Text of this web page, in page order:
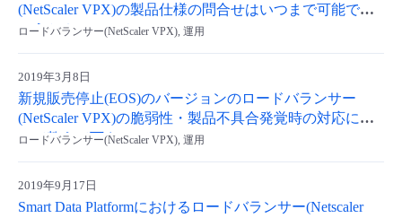
- Flexible InterConnect
- Flexible Remote Access
- vUTM2
(NetScaler VPX)の製品仕様の問合せはいつまで可能でし
ょうか？
ロードバランサー(NetScaler VPX), 運用
2019年3月8日
新規販売停止(EOS)のバージョンのロードバランサー
(NetScaler VPX)の脆弱性・製品不具合発覚時の対応につ
いて教えて下さい。
ロードバランサー(NetScaler VPX), 運用
2019年9月17日
Smart Data Platformにおけるロードバランサー(Netscaler